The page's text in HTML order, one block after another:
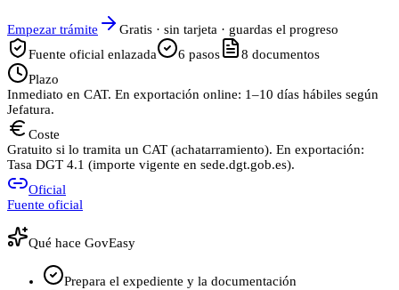
Empezar trámite
Gratis · sin tarjeta · guardas el progreso
Fuente oficial enlazada
6 pasos 8 documentos
Plazo
Inmediato en CAT. En exportación online: 1–10 días hábiles según
Jefatura.
Coste
Gratuito si lo tramita un CAT (achatarramiento). En exportación:
Tasa DGT 4.1 (importe vigente en sede.dgt.gob.es).
Oficial
Fuente oficial
Qué hace GovEasy
Prepara el expediente y la documentación